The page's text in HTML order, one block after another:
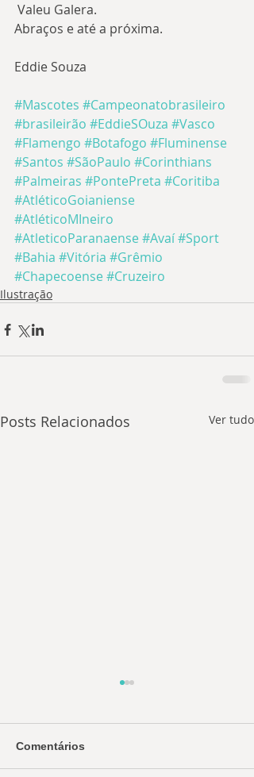
Valeu Galera.
Abraços e até a próxima.
Eddie Souza
#Mascotes #Campeonatobrasileiro
#brasileirão #EddieSOuza #Vasco
#Flamengo #Botafogo #Fluminense
#Santos #SãoPaulo #Corinthians
#Palmeiras #PontePreta #Coritiba
#AtléticoGoianiense
#AtléticoMIneiro
#AtleticoParanaense#Avaí#Sport
#Bahia #Vitória #Grêmio
#Chapecoense#Cruzeiro
Ilustração
Posts Relacionados Ver tudo
Comentários